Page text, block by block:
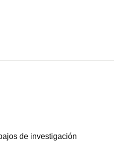
de investigación